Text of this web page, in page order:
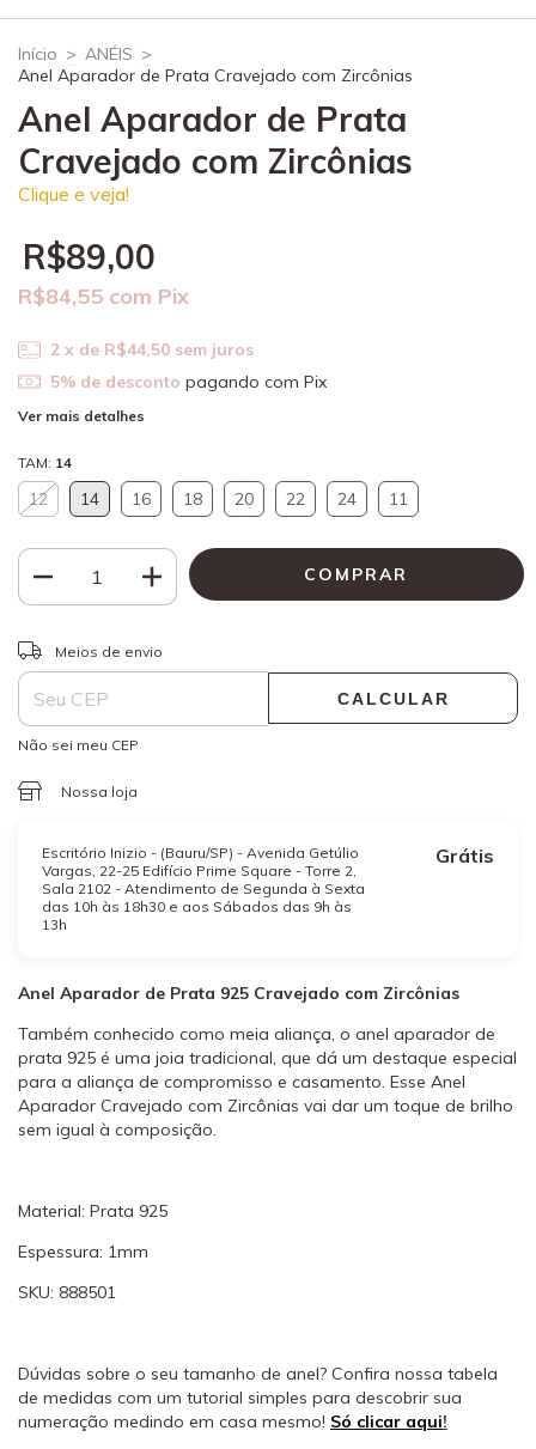
Início > ANÉIS >
Anel Aparador de Prata Cravejado com Zircônias
Anel Aparador de Prata
Cravejado com Zircônias
Clique e veja!
R$89,00
R$84,55 com Pix
2 x de R$44,50 sem juros
5% de desconto pagando com Pix
Ver mais detalhes
TAM: 14
12 14 16 18 20 22 24 11
Entregas para o CEP:
Meios de envio
CALCULAR
Não sei meu CEP
Nossa loja
Escritório Inizio - (Bauru/SP) - Avenida Getúlio
Vargas, 22-25 Edifício Prime Square - Torre 2,
Sala 2102 - Atendimento de Segunda à Sexta
das 10h às 18h30 e aos Sábados das 9h às
13h
Grátis
Anel Aparador de Prata 925 Cravejado com Zircônias
Também conhecido como meia aliança, o anel aparador de
prata 925 é uma joia tradicional, que dá um destaque especial
para a aliança de compromisso e casamento. Esse Anel
Aparador Cravejado com Zircônias vai dar um toque de brilho
sem igual à composição.
Material: Prata 925
Espessura: 1mm
SKU: 888501
Dúvidas sobre o seu tamanho de anel? Confira nossa tabela
de medidas com um tutorial simples para descobrir sua
numeração medindo em casa mesmo! Só clicar aqui!